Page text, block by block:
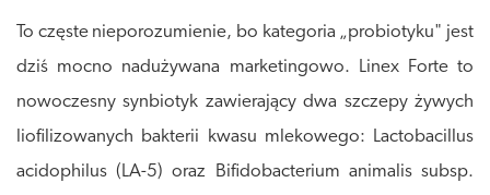
To częste nieporozumienie, bo kategoria „probiotyku" jest
dziś mocno nadużywana marketingowo. Linex Forte to
nowoczesny synbiotyk zawierający dwa szczepy żywych
liofilizowanych bakterii kwasu mlekowego: Lactobacillus
acidophilus (LA-5) oraz Bifidobacterium animalis subsp.